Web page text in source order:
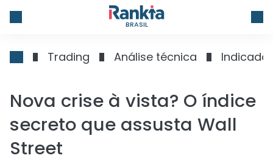
BRASIL
Trading Análise técnica
Nova crise à vista? O índice
secreto que assusta Wall
Street